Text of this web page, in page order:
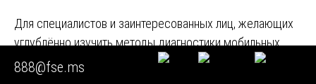
Для специалистов и заинтересованных лиц, желающих
углублённо изучить методы диагностики мобильных
устройств, мы подготовили подробное руководство.
888@fse.ms